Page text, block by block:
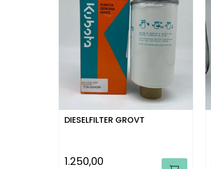
DIESELFILTER GROVT
1.250,00